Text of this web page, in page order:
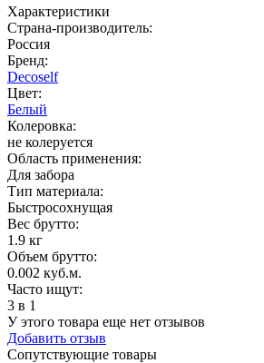
Характеристики
Страна-производитель:
Россия
Бренд:
Decoself
Цвет:
Белый
Колеровка:
не колеруется
Область применения:
Для забора
Тип материала:
Быстросохнущая
Вес брутто:
1.9 кг
Объем брутто:
0.002 куб.м.
Часто ищут:
3 в 1
У этого товара еще нет отзывов
Добавить отзыв
Сопутствующие товары